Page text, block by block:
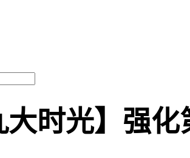
大时光】强